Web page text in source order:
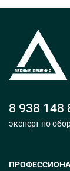
8 938 148
эксперт по